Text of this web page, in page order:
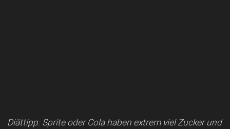
Diättipp: Sprite oder Cola haben extrem viel Zucker und